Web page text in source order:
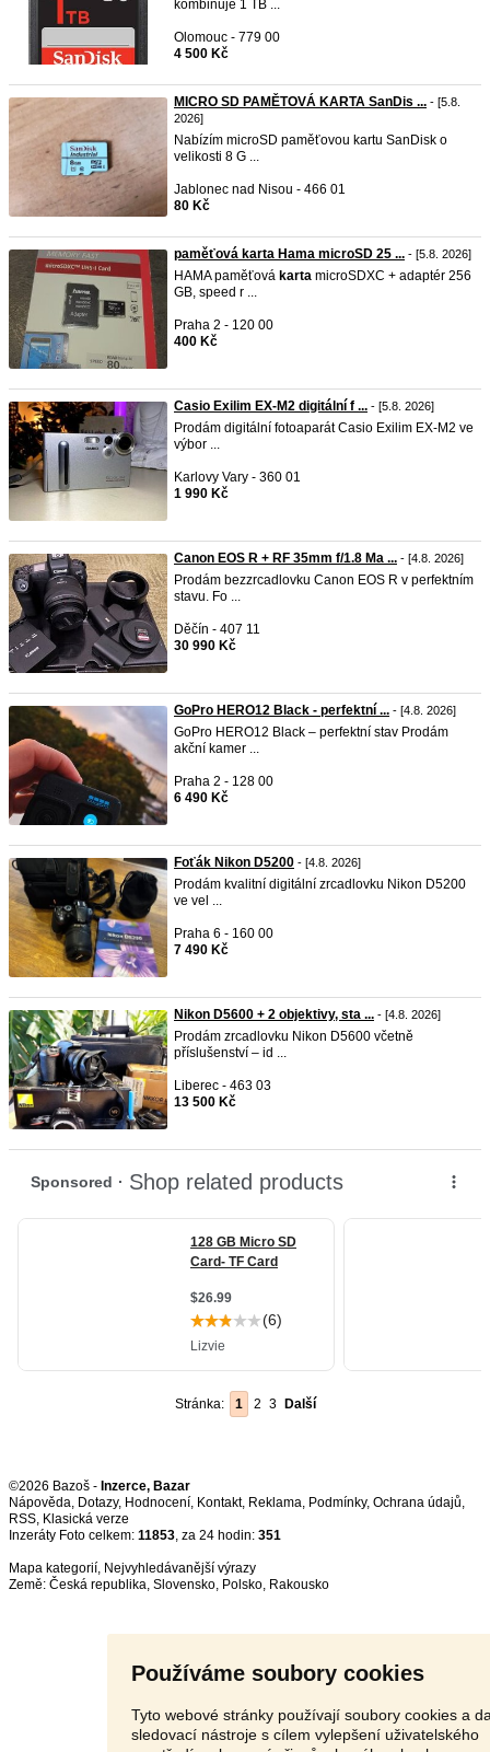
Používáme soubory cookies
Tyto webové stránky používají soubory cookies a
sledovací nástroje s cílem vylepšení uživatelského
kombinuje 1 TB ...
Olomouc - 779 00
4 500 Kč
MICRO SD PAMĚTOVÁ KARTA SanDis ... - [5.8.
2026]
Nabízím microSD paměťovou kartu SanDisk o
velikosti 8 G ...
Jablonec nad Nisou - 466 01
80 Kč
paměťová karta Hama microSD 25 ... - [5.8. 2026]
HAMA paměťová karta microSDXC + adaptér 256
GB, speed r ...
Praha 2 - 120 00
400 Kč
Casio Exilim EX-M2 digitální f ... - [5.8. 2026]
Prodám digitální fotoaparát Casio Exilim EX-M2 ve
výbor ...
Karlovy Vary - 360 01
1 990 Kč
Canon EOS R + RF 35mm f/1.8 Ma ... - [4.8. 2026]
Prodám bezzrcadlovku Canon EOS R v perfektním
stavu. Fo ...
Děčín - 407 11
30 990 Kč
GoPro HERO12 Black - perfektní ... - [4.8. 2026]
GoPro HERO12 Black – perfektní stav Prodám
akční kamer ...
Praha 2 - 128 00
6 490 Kč
Foťák Nikon D5200 - [4.8. 2026]
Prodám kvalitní digitální zrcadlovku Nikon D5200
ve vel ...
Praha 6 - 160 00
7 490 Kč
Nikon D5600 + 2 objektivy, sta ... - [4.8. 2026]
Prodám zrcadlovku Nikon D5600 včetně
příslušenství – id ...
Liberec - 463 03
13 500 Kč
Stránka: 1 2 3 Další
©2026 Bazoš - Inzerce, Bazar
Nápověda, Dotazy, Hodnocení, Kontakt, Reklama, Podmínky, Ochrana údajů,
RSS,
Inzeráty Foto celkem: 11853, za 24 hodin: 351
Mapa kategorií, Nejvyhledávanější výrazy
Země: Česká republika, Slovensko, Polsko, Rakousko